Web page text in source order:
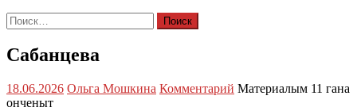
Найти:
Сабанцева
18.06.2026 Ольга Мошкина Комментарий Материалым 11 гана
онченыт